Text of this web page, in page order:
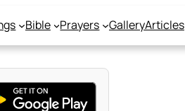
Bible Prayers GalleryArticles